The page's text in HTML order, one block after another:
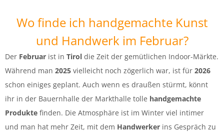
Wo finde ich handgemachte Kunst
und Handwerk im Februar?
Der Februar ist in Tirol die Zeit der gemütlichen Indoor-Märkte.
Während man 2025 vielleicht noch zögerlich war, ist für 2026
schon einiges geplant. Auch wenn es draußen stürmt, könnt
ihr in der Bauernhalle der Markthalle tolle handgemachte
Produkte finden. Die Atmosphäre ist im Winter viel intimer
und man hat mehr Zeit, mit dem Handwerker ins Gespräch zu